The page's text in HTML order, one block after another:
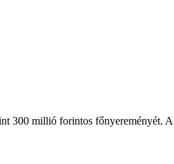
300 millió forintos főnyereményét.